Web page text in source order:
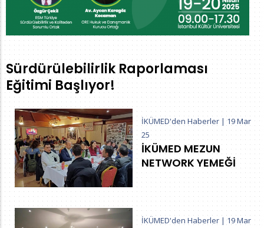
Sürdürülebilirlik Raporlaması
Eğitimi Başlıyor!
İKÜMED'den Haberler |19 Mar
25
İKÜMED MEZUN
NETWORK YEMEĞİ
İKÜMED'den Haberler |19 Mar